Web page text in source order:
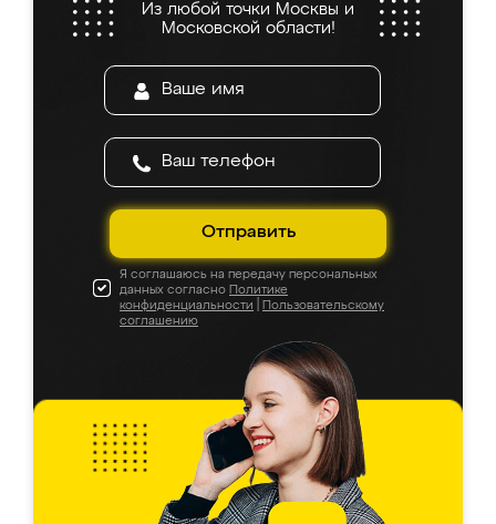
Из любой точки Москвы и
Московской области!
Отправить
Я соглашаюсь на передачу персональных
данных согласно Политике
конфиденциальности
Пользовательскому
соглашению